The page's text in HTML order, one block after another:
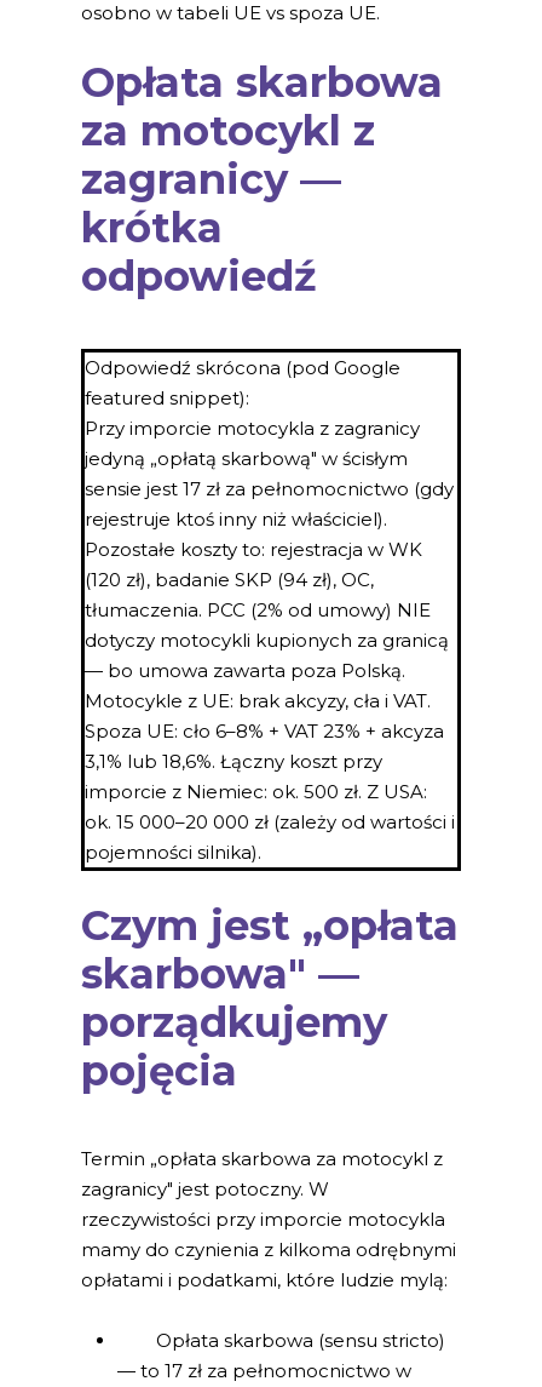
osobno w tabeli UE vs spoza UE.
Opłata skarbowa
za motocykl z
zagranicy —
krótka
odpowiedź
Odpowiedź skrócona (pod Google
featured snippet):
Przy imporcie motocykla z zagranicy
jedyną „opłatą skarbową" w ścisłym
sensie jest 17 zł za pełnomocnictwo (gdy
rejestruje ktoś inny niż właściciel).
Pozostałe koszty to: rejestracja w WK
(120 zł), badanie SKP (94 zł), OC,
tłumaczenia. PCC (2% od umowy) NIE
dotyczy motocykli kupionych za granicą
— bo umowa zawarta poza Polską.
Motocykle z UE: brak akcyzy, cła i VAT.
Spoza UE: cło 6–8% + VAT 23% + akcyza
3,1% lub 18,6%. Łączny koszt przy
imporcie z Niemiec: ok. 500 zł. Z USA:
ok. 15 000–20 000 zł (zależy od wartości i
pojemności silnika).
Czym jest „opłata
skarbowa" —
porządkujemy
pojęcia
Termin „opłata skarbowa za motocykl z
zagranicy" jest potoczny. W
rzeczywistości przy imporcie motocykla
mamy do czynienia z kilkoma odrębnymi
opłatami i podatkami, które ludzie mylą:
Opłata skarbowa (sensu stricto)
— to 17 zł za pełnomocnictwo w